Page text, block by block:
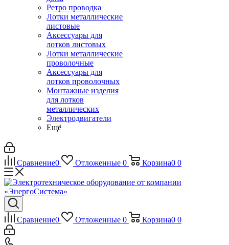
Ретро проводка
Лотки металлические
листовые
Аксессуары для
лотков листовых
Лотки металлические
проволочные
Аксессуары для
лотков проволочных
Монтажные изделия
для лотков
металлических
Электродвигатели
Ещё
Сравнение0 Отложенные 0 Корзина0 0
Сравнение0 Отложенные 0 Корзина0 0